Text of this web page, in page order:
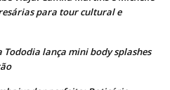
para tour cultural e
Tododia lança mini body splashes